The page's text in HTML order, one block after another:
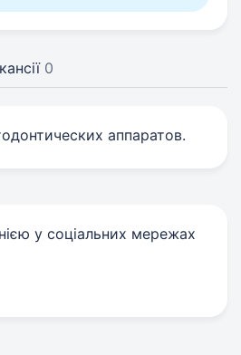
0
аппаратов.
у соціальних мережах
link